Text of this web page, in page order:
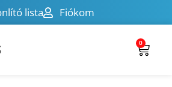
lista Fiókom
0